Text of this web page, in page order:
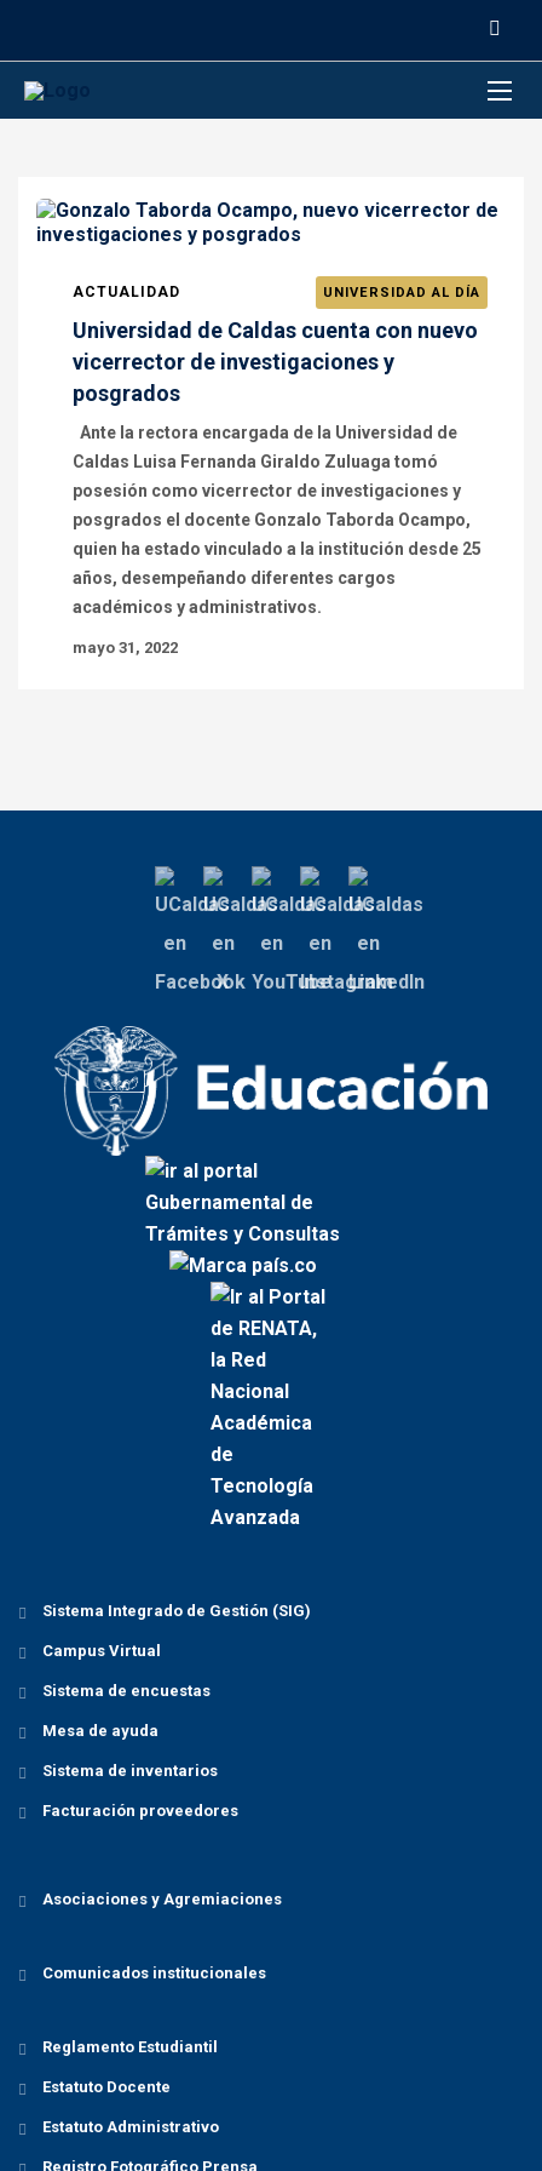
ACTUALIDAD UNIVERSIDAD AL DÍA
Universidad de Caldas cuenta con nuevo
vicerrector de investigaciones y
posgrados
Ante la rectora encargada de la Universidad de
Caldas Luisa Fernanda Giraldo Zuluaga tomó
posesión como vicerrector de investigaciones y
posgrados el docente Gonzalo Taborda Ocampo,
quien ha estado vinculado a la institución desde 25
años, desempeñando diferentes cargos
académicos y administrativos.
mayo 31, 2022
Sistema Integrado de Gestión (SIG)
Campus Virtual
Sistema de encuestas
Mesa de ayuda
Sistema de inventarios
Facturación proveedores
Asociaciones y Agremiaciones
Comunicados institucionales
Reglamento Estudiantil
Estatuto Docente
Estatuto Administrativo
Registro Fotográfico Prensa